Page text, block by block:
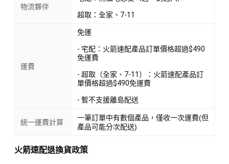
物流夥伴
超取：全家、7-11
運費
免運
- 宅配：火箭速配產品訂單價格超過$490
免運費
- 超取（全家、7-11）：火箭速配產品訂
單價格超過$490免運費
- 暫不支援離島配送
統一運費計算
一筆訂單中有數個產品，僅收一次運費(但
產品可能分次配送)
火箭速配退換貨政策